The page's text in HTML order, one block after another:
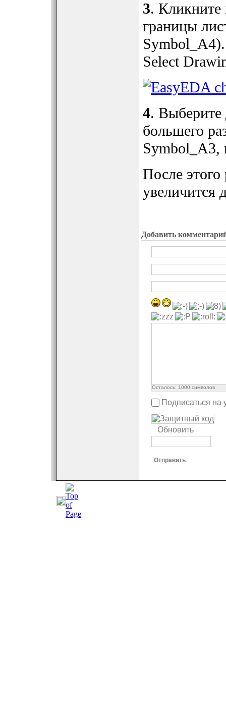
3.
границы
Select
4. Выберите
большего
Symbol_A3,
После этого
увеличится
Добавить
Осталось: 1000 символов
Подписаться
Обновить
Отправить